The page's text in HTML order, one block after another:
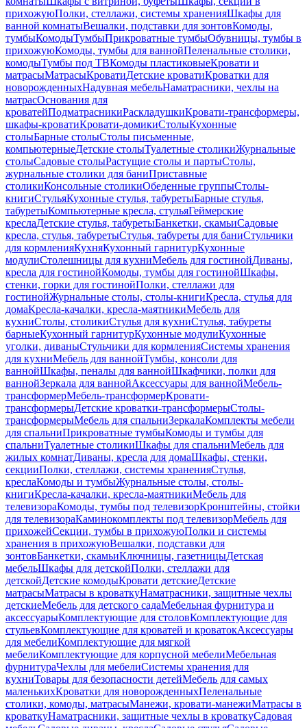
прихожуюПолки, стеллажи, системы храненияШкафы для
ванной комнатыВешалки, подставки для зонтовКомоды,
тумбыКомодыТумбыПрикроватные тумбыОбувницы, тумбы в
прихожуюКомоды, тумбы для ваннойПеленальные столики,
комодыТумбы под ТВКомоды пластиковыеКровати и
матрасыМатрасыКроватиДетские кроватиКроватки для
новорожденныхНадувная мебельНаматрасники, чехлы на
матрасОснования для
кроватейПодматрасникиРаскладушкиКровати-трансформеры,
шкафы-кроватиКровати-домикиСтолыКухонные
столыБарные столыСтолы письменные,
компьютерныеДетские столыТуалетные столикиЖурнальные
столыСадовые столыРастущие столы и партыСтолы,
журнальные столики для баниПриставные
столикиКонсольные столикиОбеденные группыСтолы-
книгиСтульяКухонные стулья, табуретыБарные стулья,
табуретыКомпьютерные кресла, стульяГеймерские
креслаДетские стулья, табуретыБанкетки, скамьиСадовые
кресла, стулья, табуретыСтулья, табуреты для баниСтульчики
для кормленияКухняКухонный гарнитурКухонные
модулиСтолешницы для кухниМебель для гостинойДиваны,
кресла для гостинойКомоды, тумбы для гостинойШкафы,
стенки, горки для гостинойПолки, стеллажи для
гостинойЖурнальные столы, столы-книгиКресла, стулья для
домаКресла-качалки, кресла-маятникиМебель для
кухниСтолы, столикиСтулья для кухниСтулья, табуреты
барныеКухонный гарнитурКухонные модулиКухонные
уголки, диваныСтульчики для кормленияСистемы хранения
для кухниМебель для ваннойТумбы, консоли для
ваннойШкафы, пеналы для ваннойШкафчики, полки для
ваннойЗеркала для ваннойАксессуары для ваннойМебель-
трансформерМебель-трансформерКровати-
трансформерыДетские кроватки-трансформерыСтолы-
трансформерыМебель для спальниЗеркалаКомплекты мебели
для спальниПрикроватные тумбыКомоды и тумбы для
спальниТуалетные столикиШкафы для спальниМебель для
жилых комнатДиваны, кресла для домаШкафы, стенки,
секцииПолки, стеллажи, системы храненияСтулья,
креслаКомоды и тумбыЖурнальные столы, столы-
книгиКресла-качалки, кресла-маятникиМебель для
телевизораКомоды, тумбы под телевизорКронштейны, стойки
для телевизораКаминокомплекты под телевизорМебель для
прихожейСекции, тумбы в прихожуюПолки и системы
хранения в прихожуюВешалки, подставки для
зонтовБанкетки, скамьиКлючницы, газетницыДетская
мебельШкафы для детскойПолки, стеллажи для
детскойДетские комодыКровати детскиеДетские
матрасыМатрасы в кроваткуНаматрасники, защитные чехлы
детскиеМебель для детского садаМебельная фурнитура и
аксессуарыКомплектующие для столовКомплектующие для
стульевКомплектующие для кроватей и кроватокАксессуары
для мебелиКомплектующие для мягкой
мебелиКомплектующие для корпусной мебелиМебельная
фурнитураЧехлы для мебелиСистемы хранения для
кухниТовары для безопасности детейМебель для самых
маленькихКроватки для новорожденныхПеленальные
столики, комоды, матрасыМанежи, кровати-манежиМатрасы в
кроваткуНаматрасники, защитные чехлы в кроваткуСадовая